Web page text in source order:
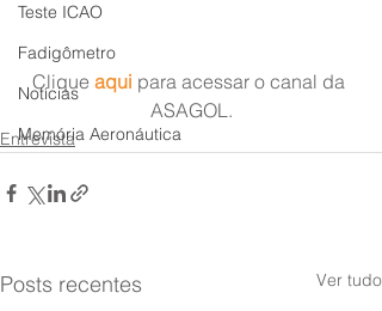
Teste ICAO
Fadigômetro
Notícias
Memória Aeronáutica
Clique aqui para acessar o canal da
ASAGOL.
Entrevista
Posts recentes Ver tudo